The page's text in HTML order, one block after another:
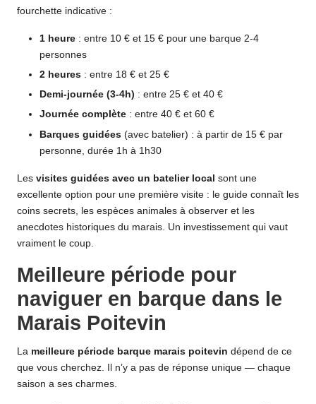
fourchette indicative :
1 heure : entre 10 € et 15 € pour une barque 2-4
personnes
2 heures : entre 18 € et 25 €
Demi-journée (3-4h) : entre 25 € et 40 €
Journée complète : entre 40 € et 60 €
Barques guidées (avec batelier) : à partir de 15 € par
personne, durée 1h à 1h30
Les visites guidées avec un batelier local sont une
excellente option pour une première visite : le guide connaît les
coins secrets, les espèces animales à observer et les
anecdotes historiques du marais. Un investissement qui vaut
vraiment le coup.
Meilleure période pour
naviguer en barque dans le
Marais Poitevin
La meilleure période barque marais poitevin dépend de ce
que vous cherchez. Il n’y a pas de réponse unique — chaque
saison a ses charmes.